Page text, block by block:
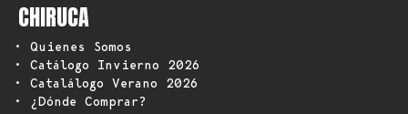
CHIRUCA
• Quienes Somos
• Catálogo Invierno 2026
• Catalálogo Verano 2026
• ¿Dónde Comprar?